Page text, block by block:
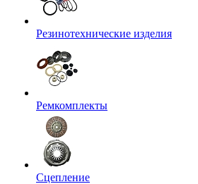
Резинотехнические изделия
Ремкомплекты
Сцепление